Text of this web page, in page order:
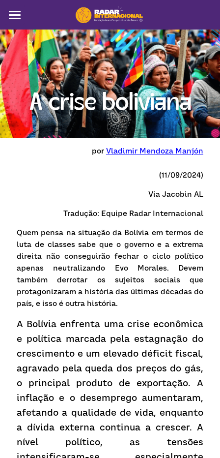
Sobre
Colunistas
América Latina
Notícias
Artigos
A crise boliviana
por Vladimir Mendoza Manjón
(11/09/2024)
Via Jacobin AL
Tradução: Equipe Radar Internacional
Quem pensa na situação da Bolívia em termos de
luta de classes sabe que o governo e a extrema
direita não conseguirão fechar o ciclo político
apenas neutralizando Evo Morales. Devem
também derrotar os sujeitos sociais que
protagonizaram a história das últimas décadas do
país, e isso é outra história.
A Bolívia enfrenta uma crise econômica
e política marcada pela estagnação do
crescimento e um elevado déficit fiscal,
agravado pela queda dos preços do gás,
o principal produto de exportação. A
inflação e o desemprego aumentaram,
afetando a qualidade de vida, enquanto
a dívida externa continua a crescer. A
nível político, as tensões